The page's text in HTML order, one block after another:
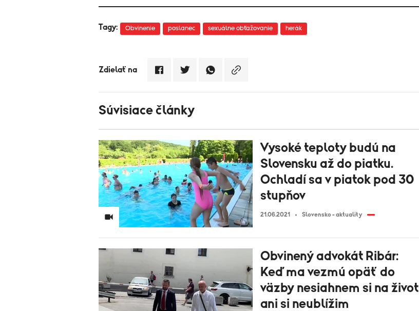
Tagy: Obvinenie poslanec sexuálne obťažovanie herák
Zdielať na
Súvisiace články
Vysoké teploty budú na
Slovensku až do piatku.
Ochladí sa v piatok pod 30
stupňov
21.06.2021 Slovensko - aktuality
Obvinený advokát Ribár:
Keď ma vezmú opäť do
väzby nesiahnem si na život
ani si neublížim